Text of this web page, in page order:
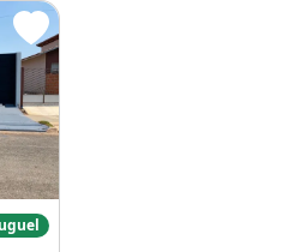
em Nova Mutum - Mt, Bairro